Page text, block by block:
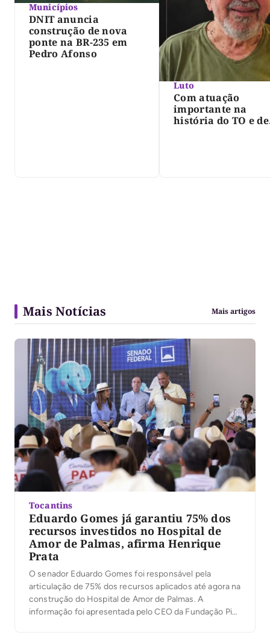
Municípios
DNIT anuncia
construção de nova
ponte na BR-235 em
Pedro Afonso
Luto
Com atuação
importante na
história do TO e de
Mais Notícias Mais artigos
Tocantins
Eduardo Gomes já garantiu 75% dos
recursos investidos no Hospital de
Amor de Palmas, afirma Henrique
Prata
O senador Eduardo Gomes foi responsável pela
articulação de 75% dos recursos aplicados até agora na
construção do Hospital de Amor de Palmas. A
informação foi apresentada pelo CEO da Fundação Pio